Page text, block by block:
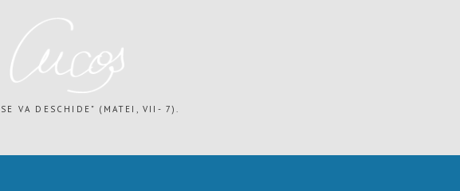
VA DESCHIDE" (MATEI, VII- 7).